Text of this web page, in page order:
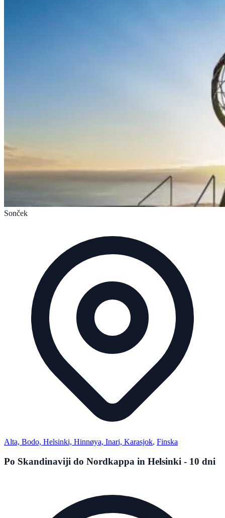
Sonček
Alta, Bodo, Helsinki, Hinnøya, Inari, Karasjok, Finska
Po Skandinaviji do Nordkappa in Helsinki - 10 dni